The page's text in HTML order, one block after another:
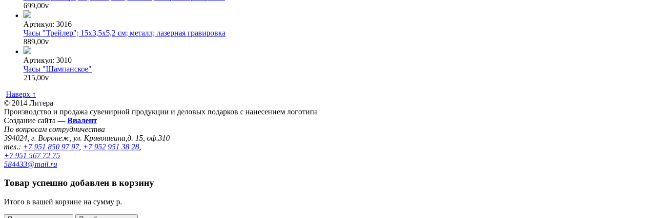
699,00v
Артикул: 3016
Часы "Трейлер"; 15х3,5х5,2 см; металл; лазерная гравировка
889,00v
Артикул: 3010
Часы "Шампанское"
215,00v
Наверх ↑
© 2014 Литера
Производство и продажа сувенирной продукции и деловых подарков с нанесением логотипа
Создание сайта — Виалент
По вопросам сотрудничества
394024, г. Воронеж, ул. Кривошеина,д. 15, оф.310
тел.: +7 951 850 97 97, +7 952 951 38 28
+7 951 567 72 75
584433@mail.ru
Товар успешно добавлен в корзину
Итого в вашей корзине на сумму р.